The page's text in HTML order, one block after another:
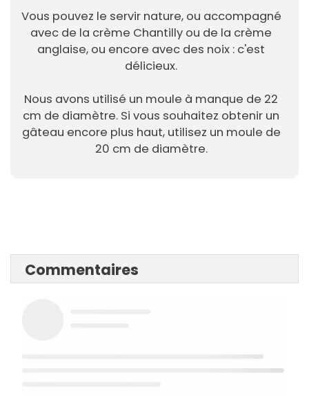
Vous pouvez le servir nature, ou accompagné
avec de la crème Chantilly ou de la crème
anglaise, ou encore avec des noix : c'est
délicieux.
Nous avons utilisé un moule à manque de 22
cm de diamètre. Si vous souhaitez obtenir un
gâteau encore plus haut, utilisez un moule de
20 cm de diamètre.
Commentaires